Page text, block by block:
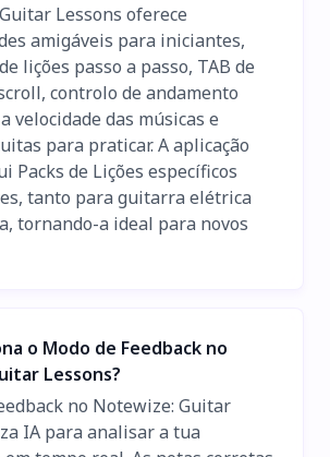
Lessons oferece
amigáveis para iniciantes,
lições passo a passo, TAB de
controlo de andamento
velocidade das músicas e
para praticar. A aplicação
Packs de Lições específicos
tanto para guitarra elétrica
tornando-a ideal para novos
o Modo de Feedback no
Lessons?
no Notewize: Guitar
IA para analisar a tua